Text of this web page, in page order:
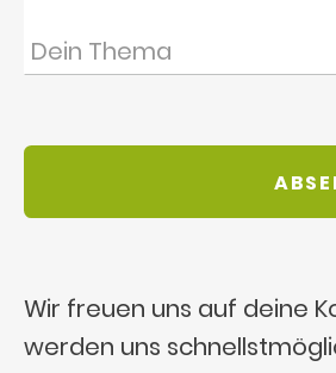
Wir freuen uns auf deine
werden uns